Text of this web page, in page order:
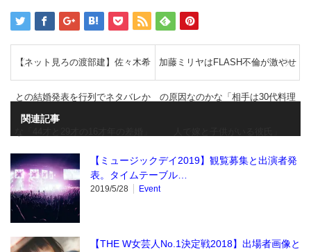
【ネット見ろの渡部建】佐々木希
との結婚発表を行列でネタバレか
加藤ミリヤはFLASH不倫が激やせ
の原因なのかな「相手は30代料理
関連記事
【ミュージックデイ2019】観覧募集と出演者発
表。タイムテーブル…
2019/5/28 Event
【THE W女芸人No.1決定戦2018】出場者画像と